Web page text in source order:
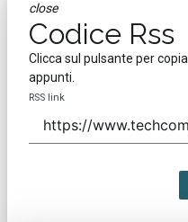
close
Codice Rss
Clicca sul pulsante per
appunti.
RSS link